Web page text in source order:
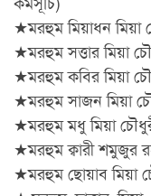
★মরহুম মিয়াধন মিয়া
★মরহুম সত্তার মিয়া
★মরহুম কবির মিয়া
★মরহুম সাজন মিয়া
★মরহুম মধু মিয়া
★মরহুম ক্বারী শমুজুর
★মরহুম ছোয়াব মিয়া